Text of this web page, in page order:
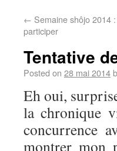
← Semaine shôjo 2014
participer
Tentative
Posted on 28 mai 2014
Eh oui,
la chronique
concurrence
montrer mon